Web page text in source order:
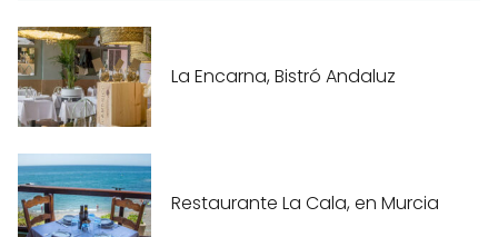
La Encarna, Bistró Andaluz
Restaurante La Cala, en Murcia